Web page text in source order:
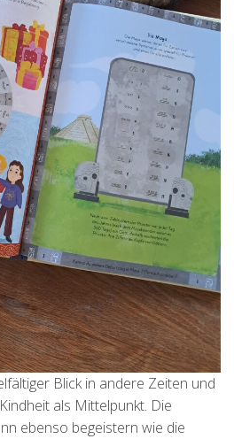
Blick in andere Zeiten und
als Mittelpunkt. Die
ebenso begeistern wie die